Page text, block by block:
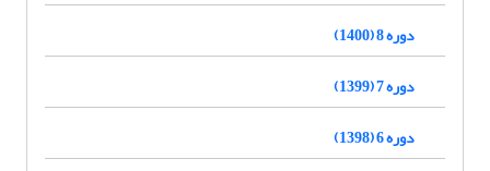
دوره 8 (1400)
دوره 7 (1399)
دوره 6 (1398)